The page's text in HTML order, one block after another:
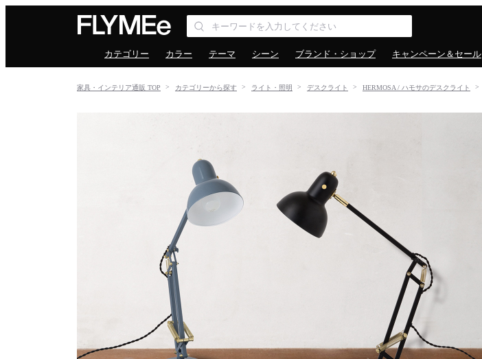
カテゴリー カラー テーマ シーン ブランド・ショップ キャンペーン＆セール
家具・インテリア通販 TOP カテゴリーから探す ライト・照明 デスクライト HERMOSA / ハモサのデスクライト